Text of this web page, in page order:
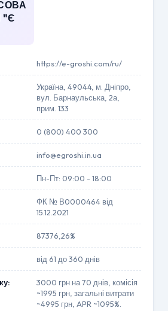
"Є
https://e-groshi.com/ru/
Україна, 49044, м. Дніпро,
вул. Барнаульська, 2а,
прим. 133
0 (800) 400 300
info@egroshi.in.ua
Пн-Пт: 09:00 - 18:00
ФК № В0000464 від
15.12.2021
87376,26%
від 61 до 360 днів
3000 грн на 70 днів, комісія
~1995 грн, загальні витрати
~4995 грн, APR ~1095%.